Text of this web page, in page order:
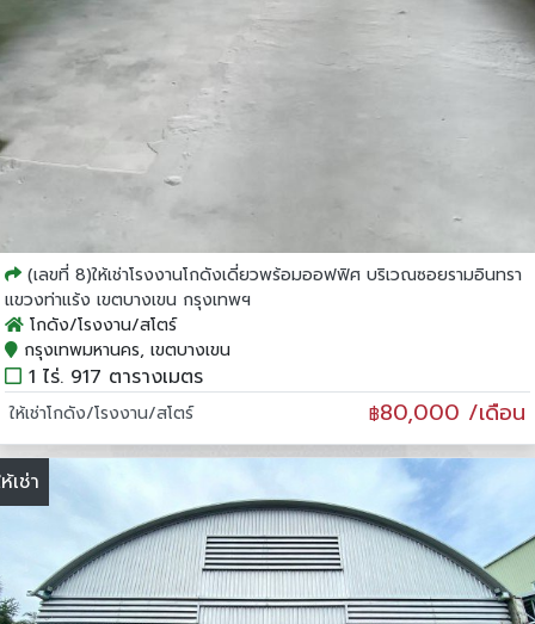
(เลขที่ 8)ให้เช่าโรงงานโกดังเดี่ยวพร้อมออฟฟิศ บริเวณซอยรามอินทรา
แขวงท่าแร้ง เขตบางเขน กรุงเทพฯ
โกดัง/โรงงาน/สโตร์
กรุงเทพมหานคร, เขตบางเขน
1 ไร่. 917 ตารางเมตร
ให้เช่าโกดัง/โรงงาน/สโตร์ ฿80,000 /เดือน
เช่า